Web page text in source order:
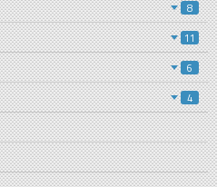
8
11
6
4